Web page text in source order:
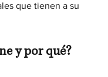
que tienen a su
y por qué?